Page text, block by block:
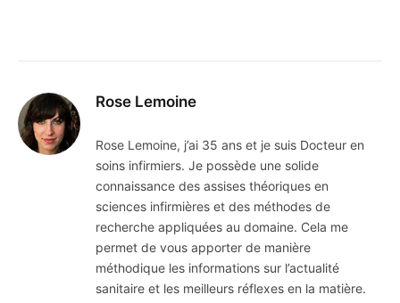
Rose Lemoine
Rose Lemoine, j’ai 35 ans et je suis Docteur en
soins infirmiers. Je possède une solide
connaissance des assises théoriques en
sciences infirmières et des méthodes de
recherche appliquées au domaine. Cela me
permet de vous apporter de manière
méthodique les informations sur l’actualité
sanitaire et les meilleurs réflexes en la matière.